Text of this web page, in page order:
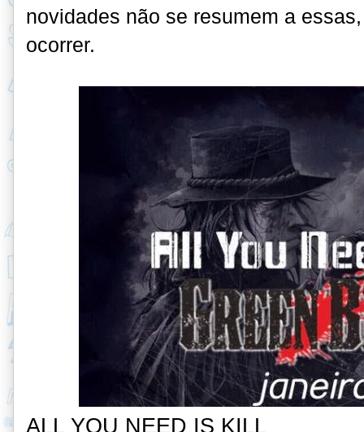
novidades não se resumem a
ocorrer.
ALL YOU NEED IS KILL